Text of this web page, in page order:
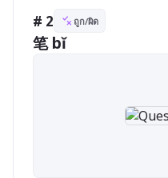
# 2 ถูก/ผิด
笔 bǐ